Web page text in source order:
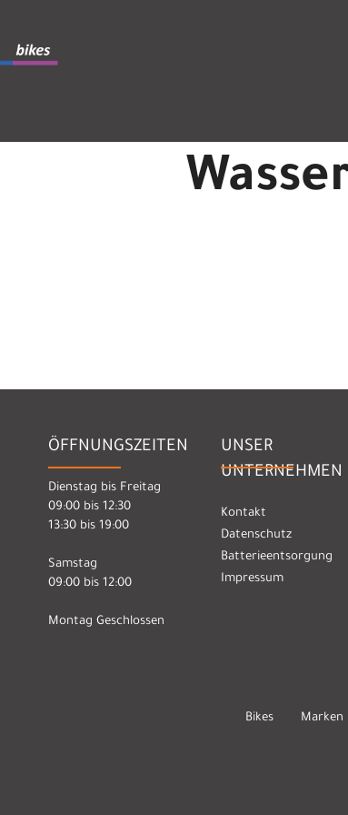
ÖFFNUNGSZEITEN
Dienstag bis Freitag
09:00 bis 12:30
13:30 bis 19:00
Samstag
09:00 bis 12:00
Montag Geschlossen
UNSER
UNTERNEHMEN
Kontakt
Datenschutz
Batterieentsorgung
Impressum
Bikes Marken